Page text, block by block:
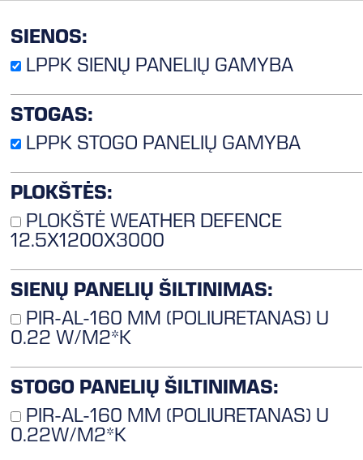
SIENOS:
LPPK SIENŲ PANELIŲ GAMYBA
STOGAS:
LPPK STOGO PANELIŲ GAMYBA
PLOKŠTĖS:
12.5X1200X3000
SIENŲ PANELIŲ ŠILTINIMAS:
0.22 W/M2*K
STOGO PANELIŲ ŠILTINIMAS:
0.22W/M2*K